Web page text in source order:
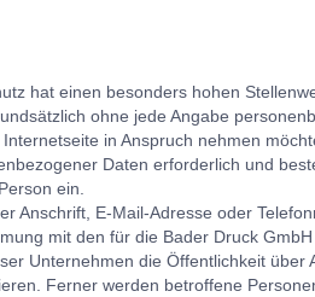
hat einen besonders hohen
ohne jede Angabe
in Anspruch nehmen
Daten erforderlich und
ein.
Anschrift, E-Mail-Adresse oder
mit den für die Bader Druck
Unternehmen die Öffentlichkeit über
Ferner werden betroffene